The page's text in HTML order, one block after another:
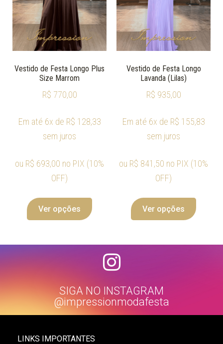
Vestido de Festa Longo Plus
Size Marrom
R$ 770,00
Em até 6x de R$ 128,33
sem juros
ou R$ 693,00 no PIX (10%
OFF)
Ver opções
Vestido de Festa Longo
Lavanda (Lilas)
R$ 935,00
Em até 6x de R$ 155,83
sem juros
ou R$ 841,50 no PIX (10%
OFF)
Ver opções
SIGA NO INSTAGRAM
@impressionmodafesta
LINKS IMPORTANTES